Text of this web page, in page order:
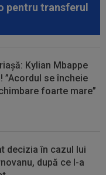
pentru transferul
Kylian Mbappe
”Acordul se încheie
foarte mare”
decizia în cazul lui
după ce l-a